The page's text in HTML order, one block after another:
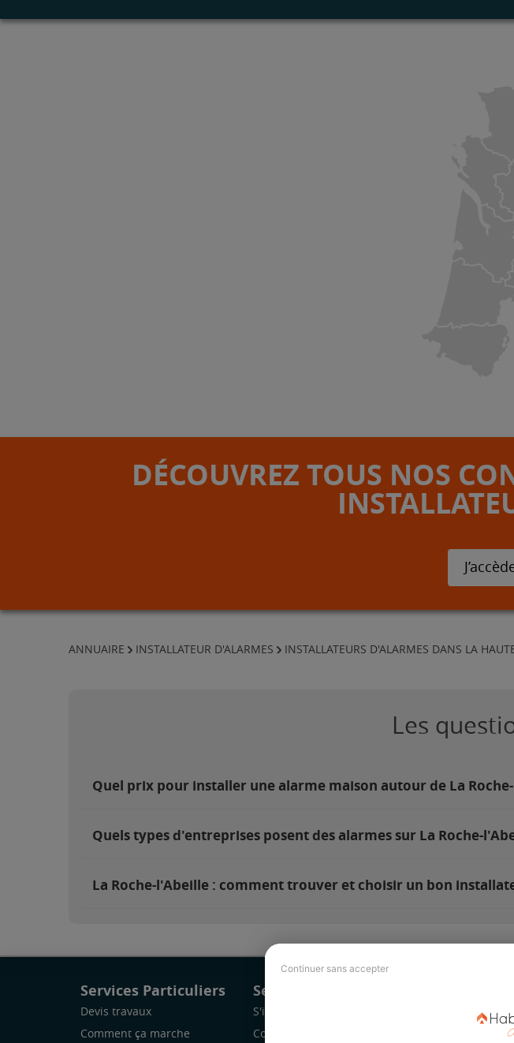
Continuer sans accepter
DÉCOUVREZ TOUS NOS
ANNUAIRE INSTALLATEUR D'ALARMES INSTALLATEURS D'ALARMES DANS LA
Les
Quel prix pour installer une alarme maison autour de La
Quels types d'entreprises posent des alarmes sur La Roche-
La Roche-l'Abeille : comment trouver et choisir un bon
Services Particuliers
Devis travaux
Comment ça marche
Services Pro
S'inscrire
Comment ça marche
Revue de presse